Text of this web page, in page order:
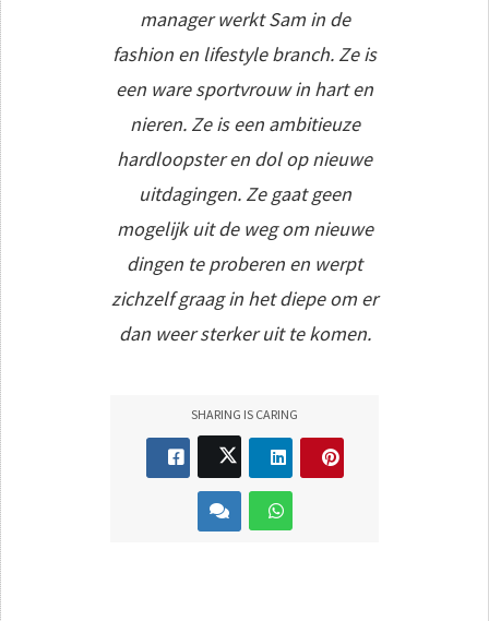
manager werkt Sam in de
fashion en lifestyle branch. Ze is
een ware sportvrouw in hart en
nieren. Ze is een ambitieuze
hardloopster en dol op nieuwe
uitdagingen. Ze gaat geen
mogelijk uit de weg om nieuwe
dingen te proberen en werpt
zichzelf graag in het diepe om er
dan weer sterker uit te komen.
SHARING IS CARING